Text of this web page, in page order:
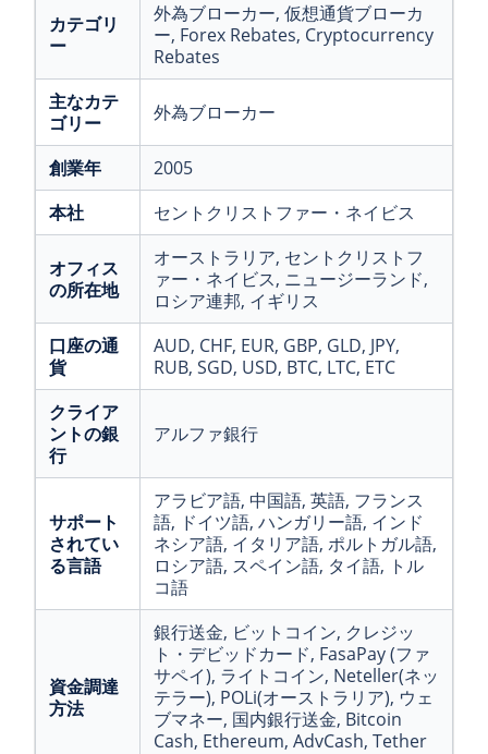
カテゴリ
ー
外為ブローカー, 仮想通貨ブローカ
ー, Forex Rebates, Cryptocurrency
Rebates
主なカテ
ゴリー
外為ブローカー
創業年
2005
本社
セントクリストファー・ネイビス
オフィス
の所在地
オーストラリア, セントクリストフ
ァー・ネイビス, ニュージーランド,
ロシア連邦, イギリス
口座の通
貨
AUD, CHF, EUR, GBP, GLD, JPY,
RUB, SGD, USD, BTC, LTC, ETC
クライア
ントの銀
行
アルファ銀行
サポート
されてい
る言語
アラビア語, 中国語, 英語, フランス
語, ドイツ語, ハンガリー語, インド
ネシア語, イタリア語, ポルトガル語,
ロシア語, スペイン語, タイ語, トル
コ語
資金調達
方法
銀行送金, ビットコイン, クレジッ
ト・デビッドカード, FasaPay (ファ
サペイ), ライトコイン, Neteller(ネッ
テラー), POLi(オーストラリア), ウェ
ブマネー, 国内銀行送金, Bitcoin
Cash, Ethereum, AdvCash, Tether